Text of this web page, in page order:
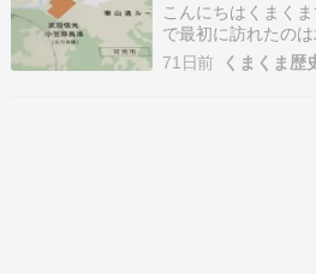
こんにちはくまく
で最初に訪れたの
井戸渡古戦場可児
その場所は今では
71日前